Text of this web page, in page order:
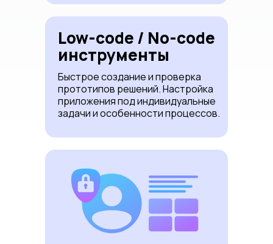
Быстрое создание и проверка
прототипов решений. Настройка
приложения под индивидуальные
задачи и особенности процессов.
Low-code / No-code
инструменты